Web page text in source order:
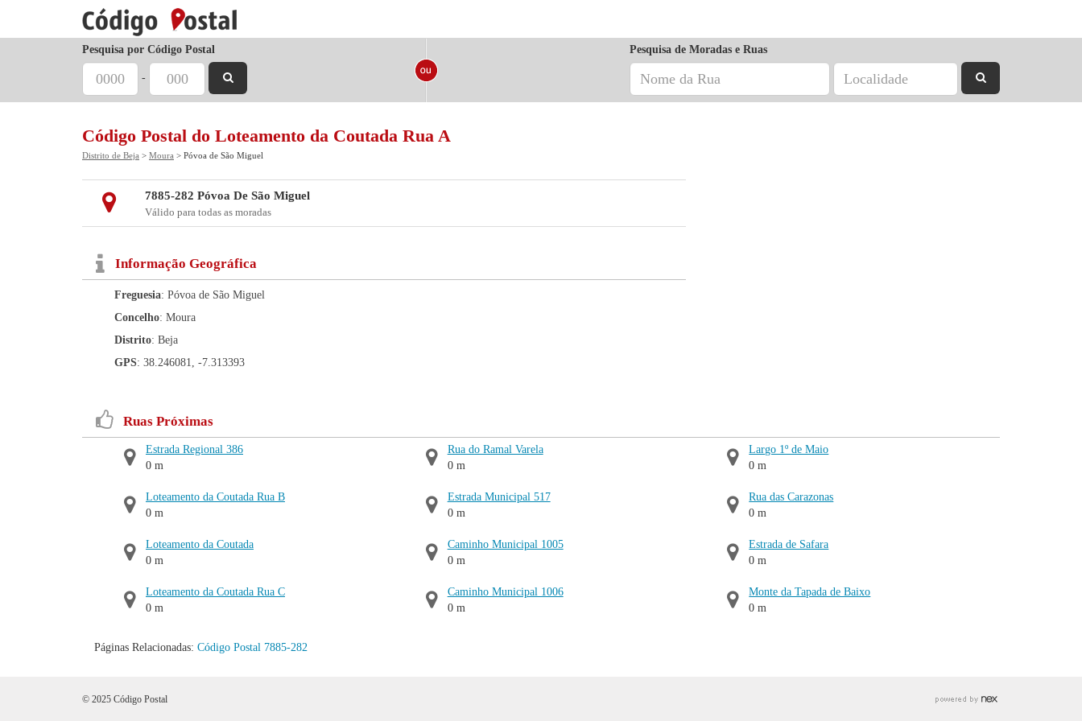
Pesquisa por Código Postal
-
Pesquisa de Moradas e Ruas
Código Postal do Loteamento da Coutada Rua A
Distrito de Beja > Moura > Póvoa de São Miguel
7885-282 Póvoa De São Miguel
Válido para todas as moradas
Informação Geográfica
Freguesia: Póvoa de São Miguel
Concelho: Moura
Distrito: Beja
GPS: 38.246081, -7.313393
Ruas Próximas
Estrada Regional 386
0 m
Loteamento da Coutada Rua B
0 m
Loteamento da Coutada
0 m
Loteamento da Coutada Rua C
0 m
Rua do Ramal Varela
0 m
Estrada Municipal 517
0 m
Caminho Municipal 1005
0 m
Caminho Municipal 1006
0 m
Largo 1º de Maio
0 m
Rua das Carazonas
0 m
Estrada de Safara
0 m
Monte da Tapada de Baixo
0 m
Páginas Relacionadas: Código Postal 7885-282
© 2025 Código Postal